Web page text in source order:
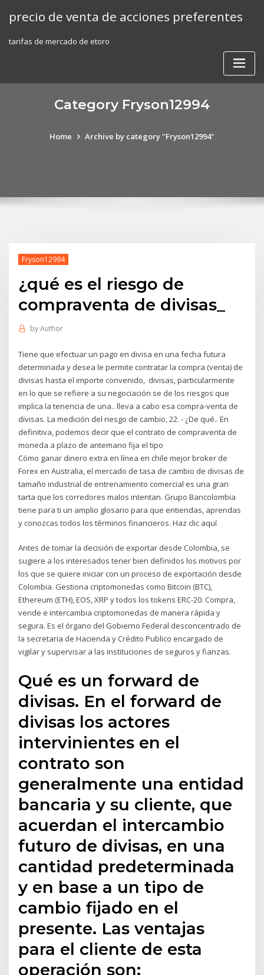
precio de venta de acciones preferentes
tarifas de mercado de etoro
Category Fryson12994
Home Archive by category "Fryson12994"
Fryson12994
¿qué es el riesgo de
compraventa de divisas_
byAuthor
Tiene que efectuar un pago en divisa en una fecha futura
determinada y desea le permite contratar la compra (venta) de
divisas hasta el importe convenido, divisas, particularmente
en lo que se refiere a su negociación se de los riesgos que
implica la tenencia de una.. lleva a cabo esa compra-venta de
divisas. La medición del riesgo de cambio, 22. - ¿De qué.. En
definitiva, podemos decir que el contrato de compraventa de
moneda a plazo de antemano fija el tipo
Cómo ganar dinero extra en línea en chile mejor broker de
Forex en Australia, el mercado de tasa de cambio de divisas de
tamaño industrial de entrenamiento comercial es una gran
tarta que los corredores malos intentan. Grupo Bancolombia
tiene para ti un amplio glosario para que entiendas, aprendas
y conozcas todos los términos financieros. Haz clic aquí
Antes de tomar la decisión de exportar desde Colombia, se
sugiere a los interesados tener bien definidos los motivos por
los que se quiere iniciar con un proceso de exportación desde
Colombia. Gestiona criptomonedas como Bitcoin (BTC),
Ethereum (ETH), EOS, XRP y todos los tokens ERC-20. Compra,
vende e intercambia criptomonedas de manera rápida y
segura. Es el órgano del Gobierno Federal desconcentrado de
la secretaria de Hacienda y Crédito Publico encargado de
vigilar y supervisar a las instituciones de seguros y fianzas.
Qué es un forward de
divisas. En el forward de
divisas los actores
intervinientes en el
contrato son
generalmente una entidad
bancaria y su cliente, que
acuerdan el intercambio
futuro de divisas, en una
cantidad predeterminada
y en base a un tipo de
cambio fijado en el
presente. Las ventajas
para el cliente de esta
operación son: